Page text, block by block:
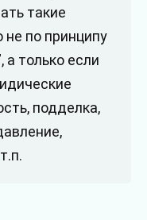
такие
по принципу
а только если
подделка,